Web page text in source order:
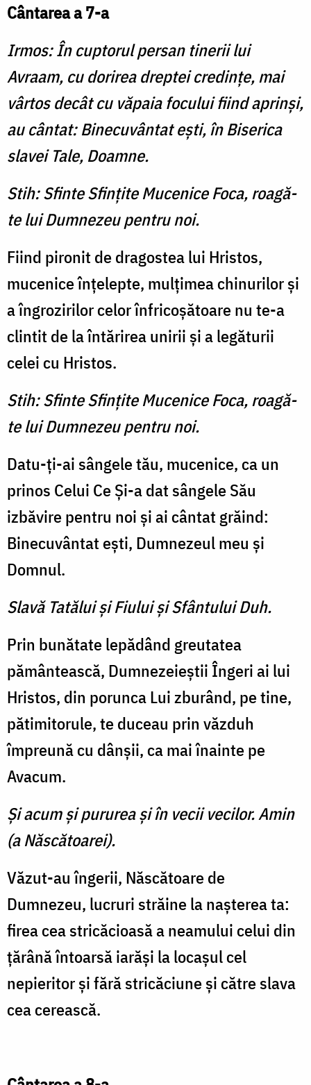
Cântarea a 7-a
Irmos: În cuptorul persan tinerii lui
Avraam, cu dorirea dreptei credinţe, mai
vârtos decât cu văpaia focului fiind aprinşi,
au cântat: Binecuvântat eşti, în Biserica
slavei Tale, Doamne.
Stih: Sfinte Sfinţite Mucenice Foca, roagă-
te lui Dumnezeu pentru noi.
Fiind pironit de dragostea lui Hristos,
mucenice înţelepte, mulţimea chinurilor şi
a îngrozirilor celor înfricoşătoare nu te-a
clintit de la întărirea unirii şi a legăturii
celei cu Hristos.
Stih: Sfinte Sfinţite Mucenice Foca, roagă-
te lui Dumnezeu pentru noi.
Datu-ţi-ai sângele tău, mucenice, ca un
prinos Celui Ce Şi-a dat sângele Său
izbăvire pentru noi şi ai cântat grăind:
Binecuvântat eşti, Dumnezeul meu şi
Domnul.
Slavă Tatălui şi Fiului şi Sfântului Duh.
Prin bunătate lepădând greutatea
pământească, Dumnezeieştii Îngeri ai lui
Hristos, din porunca Lui zburând, pe tine,
pătimitorule, te duceau prin văzduh
împreună cu dânşii, ca mai înainte pe
Avacum.
Şi acum şi pururea şi în vecii vecilor. Amin
(a Născătoarei).
Văzut-au îngerii, Născătoare de
Dumnezeu, lucruri străine la naşterea ta:
firea cea stricăcioasă a neamului celui din
ţărână întoarsă iarăşi la locaşul cel
nepieritor şi fără stricăciune şi către slava
cea cerească.